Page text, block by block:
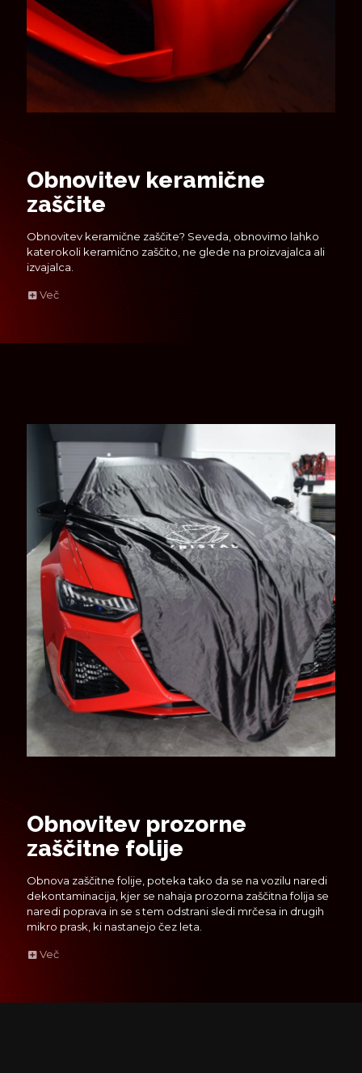
Obnovitev keramične
zaščite
Obnovitev keramične zaščite? Seveda, obnovimo lahko
katerokoli keramično zaščito, ne glede na proizvajalca ali
izvajalca.
Več
Obnovitev prozorne
zaščitne folije
Obnova zaščitne folije, poteka tako da se na vozilu naredi
dekontaminacija, kjer se nahaja prozorna zaščitna folija se
naredi poprava in se s tem odstrani sledi mrčesa in drugih
mikro prask, ki nastanejo čez leta.
Več